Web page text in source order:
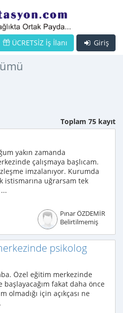
Giriş
ÜCRETSİZ İş İlanı
Toplam 75 kayıt
yakın zamanda
çalışmaya başlıcam.
imzalanıyor. Kurumda
istismarına uğrarsam tek
Pınar ÖZDEMİR
Belirtilmemiş
psikolog
Özel eğitim merkezinde
başlayacağım fakat daha önce
olmadığı için açıkçası ne